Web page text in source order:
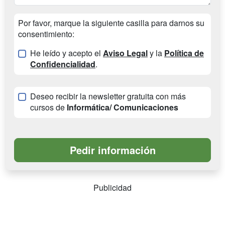
Por favor, marque la siguiente casilla para darnos su
consentimiento:
He leído y acepto el Aviso Legaly la Política de
Confidencialidad.
Deseo recibir la newsletter gratuita con más
cursos de Informática/ Comunicaciones
Publicidad